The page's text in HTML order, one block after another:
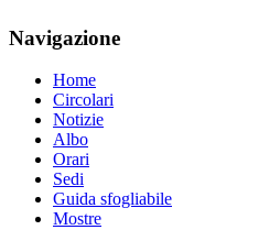
Navigazione
Home
Circolari
Notizie
Albo
Orari
Sedi
Guida sfogliabile
Mostre